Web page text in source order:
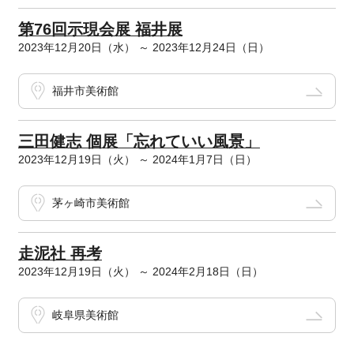
第76回示現会展 福井展
2023年12月20日（水） ～ 2023年12月24日（日）
福井市美術館
三田健志 個展「忘れていい風景」
2023年12月19日（火） ～ 2024年1月7日（日）
茅ヶ崎市美術館
走泥社 再考
2023年12月19日（火） ～ 2024年2月18日（日）
岐阜県美術館